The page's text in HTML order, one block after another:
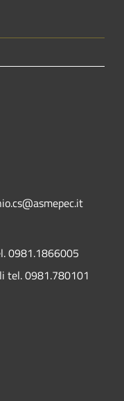
0981.1866005
tel. 0981.780101